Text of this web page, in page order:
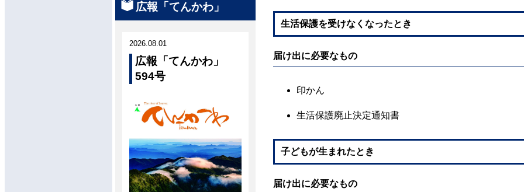
広報「てんかわ」
2026.08.01
広報「てんかわ」
594号
生活保護を受けなくなったとき
届け出に必要なもの
印かん
生活保護廃止決定通知書
子どもが生まれたとき
届け出に必要なもの